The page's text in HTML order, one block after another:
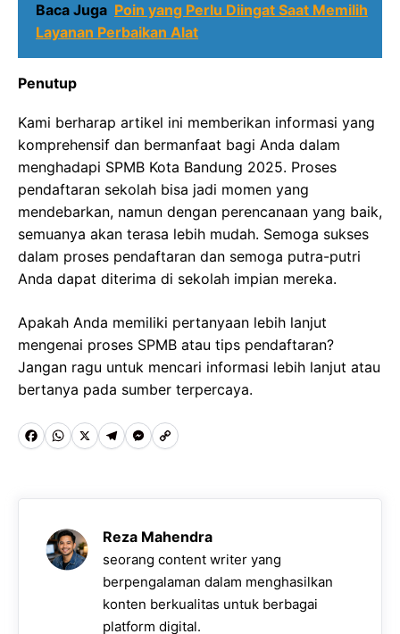
Baca Juga Poin yang Perlu Diingat Saat Memilih
Layanan Perbaikan Alat
Penutup
Kami berharap artikel ini memberikan informasi yang
komprehensif dan bermanfaat bagi Anda dalam
menghadapi SPMB Kota Bandung 2025. Proses
pendaftaran sekolah bisa jadi momen yang
mendebarkan, namun dengan perencanaan yang baik,
semuanya akan terasa lebih mudah. Semoga sukses
dalam proses pendaftaran dan semoga putra-putri
Anda dapat diterima di sekolah impian mereka.
Apakah Anda memiliki pertanyaan lebih lanjut
mengenai proses SPMB atau tips pendaftaran?
Jangan ragu untuk mencari informasi lebih lanjut atau
bertanya pada sumber terpercaya.
F
c
W
a
t
s
X T
l
e
g
r
a
M
s
s
e
n
g
C
p
y
L
i
n
Reza Mahendra
seorang content writer yang
berpengalaman dalam menghasilkan
konten berkualitas untuk berbagai
platform digital.